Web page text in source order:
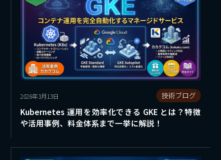
2026年3月13日 技術ブログ
Kubernetes 運用を効率化できる GKE とは？特徴
や活用事例、料金体系まで一挙に解説！